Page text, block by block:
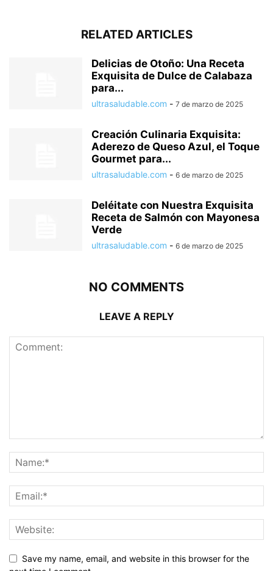
RELATED ARTICLES
Delicias de Otoño: Una Receta
Exquisita de Dulce de Calabaza
para...
ultrasaludable.com - 7 de marzo de 2025
Creación Culinaria Exquisita:
Aderezo de Queso Azul, el Toque
Gourmet para...
ultrasaludable.com - 6 de marzo de 2025
Deléitate con Nuestra Exquisita
Receta de Salmón con Mayonesa
Verde
ultrasaludable.com - 6 de marzo de 2025
NO COMMENTS
LEAVE A REPLY
Save my name, email, and website in this browser for the